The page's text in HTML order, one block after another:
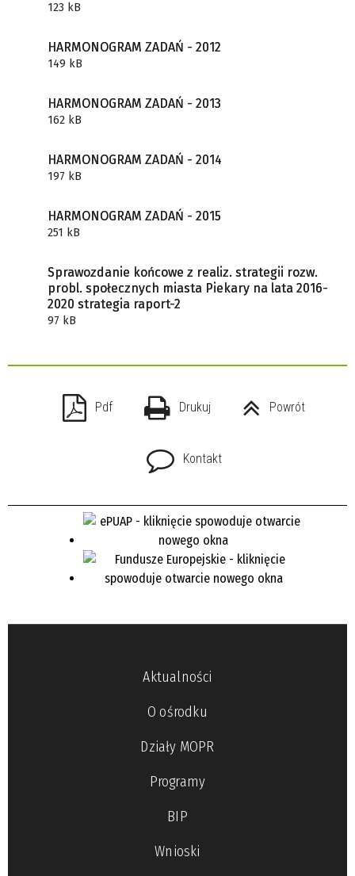
123 kB
HARMONOGRAM ZADAŃ - 2012
149 kB
HARMONOGRAM ZADAŃ - 2013
162 kB
HARMONOGRAM ZADAŃ - 2014
197 kB
HARMONOGRAM ZADAŃ - 2015
251 kB
Sprawozdanie końcowe z realiz. strategii rozw.
probl. społecznych miasta Piekary na lata 2016-
2020 strategia raport-2
97 kB
Pdf Drukuj Powrót
Kontakt
Aktualności
O ośrodku
Działy MOPR
Programy
BIP
Wnioski